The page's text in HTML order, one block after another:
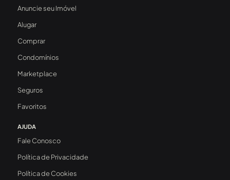
Anuncie seu Imóvel
Alugar
Comprar
Condomínios
Marketplace
Seguros
Favoritos
AJUDA
Fale Conosco
Política de Privacidade
Política de Cookies